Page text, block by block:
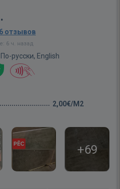
отзывов
6 ч. назад
По-русски, English
2,00€/M2
+69